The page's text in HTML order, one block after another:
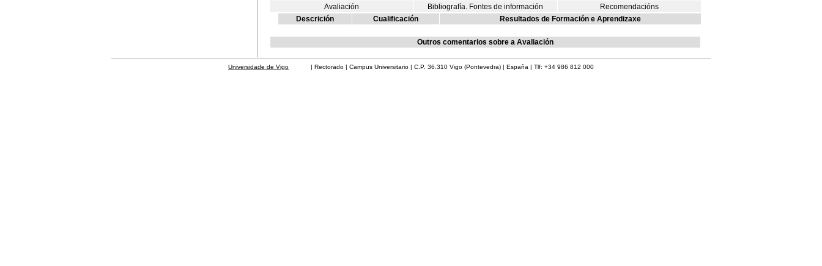
Avaliación
Bibliografía. Fontes de información
Recomendacións
Descrición
Cualificación Resultados de Formación e Aprendizaxe
Outros comentarios sobre a Avaliación
Universidade de Vigo | Rectorado | Campus Universitario | C.P. 36.310 Vigo (Pontevedra) | España | Tlf: +34 986 812 000